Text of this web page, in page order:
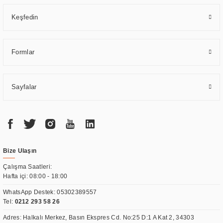
Keşfedin
Formlar
Sayfalar
Bize Ulaşın
Çalışma Saatleri:
Hafta içi: 08:00 - 18:00
WhatsApp Destek:05302389557
Tel: 0212 293 58 26
Adres: Halkalı Merkez, Basın Ekspres Cd. No:25 D:1 A Kat 2, 34303